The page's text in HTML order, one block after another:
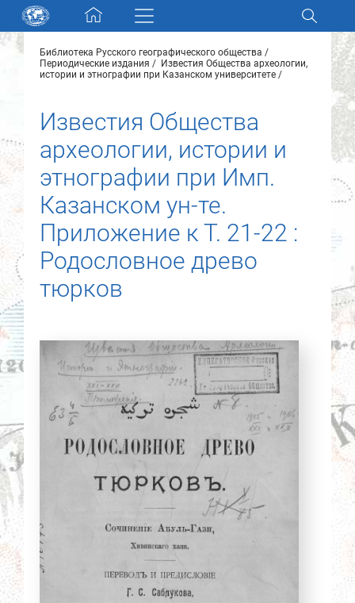
Skip navigation
Разделы и коллекции
Новости
О нас
Контакты
Партнеры
Библиотека Русского географического общества
Периодические издания
Известия Общества археологии,
истории и этнографии при Казанском университете
Известия Общества
археологии, истории и
этнографии при Имп.
Казанском ун-те.
Приложение к Т. 21-22 :
Родословное древо
тюрков